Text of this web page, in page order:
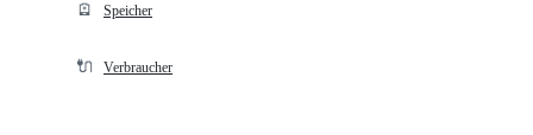
🪫 Speicher
🔌 Verbraucher